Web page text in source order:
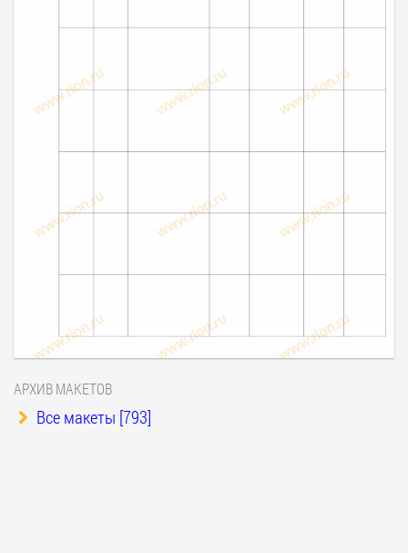
АРХИВ МАКЕТОВ
Все макеты [793]